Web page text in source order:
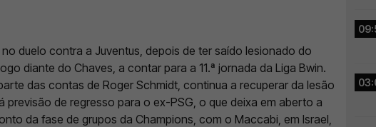
no duelo contra a Juventus, depois de ter saído lesionado do
diante do Chaves, a contar para a 11.ª jornada da Liga Bwin.
das contas de Roger Schmidt, continua a recuperar da lesão
previsão de regresso para o ex-PSG, o que deixa em aberto a
da fase de grupos da Champions, com o Maccabi, em Israel,